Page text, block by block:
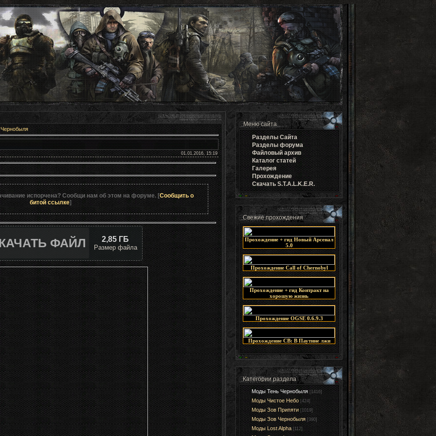
01.01.2016, 15:19
испорчена? Сообщи нам об этом на форуме. [Сообщить о
битой ссылке]
ФАЙЛ 2,85 ГБ
Размер файла
Меню сайта
Разделы Cайта
Разделы форума
Файловый архив
Каталог статей
Галерея
Прохождение
Скачать S.T.A.L.K.E.R.
Свежие прохождения
Прохождение + гид Новый Арсенал
5.0
Прохождение Call of Chernobyl
Прохождение + гид Контракт на
хорошую жизнь
Прохождение OGSE 0.6.9.3
Прохождение СВ: В Паутине лжи
Категории раздела
Моды Тень Чернобыля [1416]
Моды Чистое Небо [424]
Моды Зов Припяти [1019]
Моды Зов Чернобыля [390]
Моды Lost Alpha [112]